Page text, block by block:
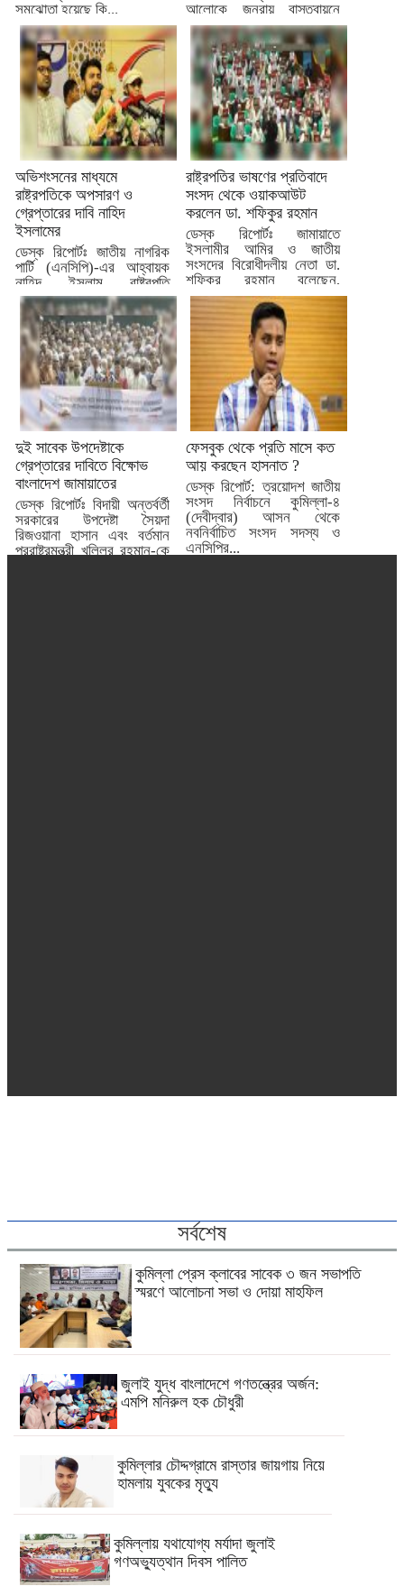
সমঝোতা হয়েছে কি...
আলোকে জনরায় বাস্তবায়নে
সরকারের টালবাহানার
প্রতিবাদে...
অভিশংসনের মাধ্যমে
রাষ্ট্রপতিকে অপসারণ ও
গ্রেপ্তারের দাবি নাহিদ
ইসলামের
ডেস্ক রিপোর্টঃ জাতীয় নাগরিক
পার্টি (এনসিপি)-এর আহ্বায়ক
নাহিদ ইসলাম রাষ্ট্রপতি
**মোহাম্মদ সাহাবুদ্দিন
‘চুপ্পু’**কে দ্রুত
অভিশংসনের...
রাষ্ট্রপতির ভাষণের প্রতিবাদে
সংসদ থেকে ওয়াকআউট
করলেন ডা. শফিকুর রহমান
ডেস্ক রিপোর্টঃ জামায়াতে
ইসলামীর আমির ও জাতীয়
সংসদের বিরোধীদলীয় নেতা ডা.
শফিকুর রহমান বলেছেন,
রাষ্ট্রপতির...
দুই সাবেক উপদেষ্টাকে
গ্রেপ্তারের দাবিতে বিক্ষোভ
বাংলাদেশ জামায়াতের
ডেস্ক রিপোর্টঃ বিদায়ী অন্তর্বর্তী
সরকারের উপদেষ্টা সৈয়দা
রিজওয়ানা হাসান এবং বর্তমান
পররাষ্ট্রমন্ত্রী খলিলুর রহমান-কে
ফেসবুক থেকে প্রতি মাসে কত
আয় করছেন হাসনাত ?
ডেস্ক রিপোর্ট: ত্রয়োদশ জাতীয়
সংসদ নির্বাচনে কুমিল্লা-৪
(দেবীদ্বার) আসন থেকে
নবনির্বাচিত সংসদ সদস্য ও
এনসিপির...
সর্বশেষ
কুমিল্লা প্রেস ক্লাবের সাবেক ৩ জন সভাপতি
স্মরণে আলোচনা সভা ও দোয়া মাহফিল
জুলাই যুদ্ধ বাংলাদেশে গণতন্ত্রের অর্জন:
এমপি মনিরুল হক চৌধুরী
কুমিল্লার চৌদ্দগ্রামে রাস্তার জায়গায় নিয়ে
হামলায় যুবকের মৃত্যু
কুমিল্লায় যথাযোগ্য মর্যাদা জুলাই
গণঅভ্যুত্থান দিবস পালিত